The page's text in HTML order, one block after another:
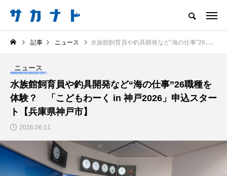
サカナをもっと好きになる
知る 食べる 楽しむ 創る
注目記事 サカナを知ろう
食べる
記事 ニュース 水族館飼育員や釣具開発など“海の仕事”26職種を体験？ 「こどもわーく in 神戸2026」申込スタート【兵庫県神戸市】
ニュース
水族館飼育員や釣具開発など“海の仕事”26職種を
体験？ 「こどもわーく in 神戸2026」申込スター
ト【兵庫県神戸市】
2026.06.11